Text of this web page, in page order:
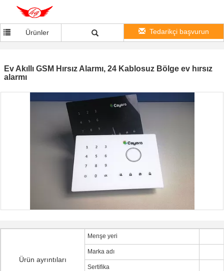
Ürünler Tedarikçi başvurun
Ev Akıllı GSM Hırsız Alarmı, 24 Kablosuz Bölge ev hırsız
alarmı
Ürün ayrıntıları
Menşe yeri
Marka adı
Sertifika